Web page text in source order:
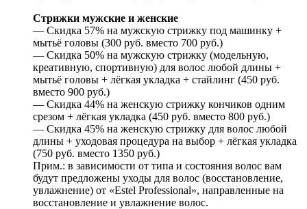
Стрижки мужские и женские
— Скидка 57% на мужскую стрижку под машинку +
мытьё головы (300 руб. вместо 700 руб.)
— Скидка 50% на мужскую стрижку (модельную,
креативную, спортивную) для волос любой длины +
мытьё головы + лёгкая укладка + стайлинг (450 руб.
вместо 900 руб.)
— Скидка 44% на женскую стрижку кончиков одним
срезом + лёгкая укладка (450 руб. вместо 800 руб.)
— Скидка 45% на женскую стрижку для волос любой
длины + уходовая процедура на выбор + лёгкая укладка
(750 руб. вместо 1350 руб.)
Прим.: в зависимости от типа и состояния волос вам
будут предложены уходы для волос (восстановление,
увлажнение) от «Estel Professional», направленные на
восстановление и увлажнение волос.